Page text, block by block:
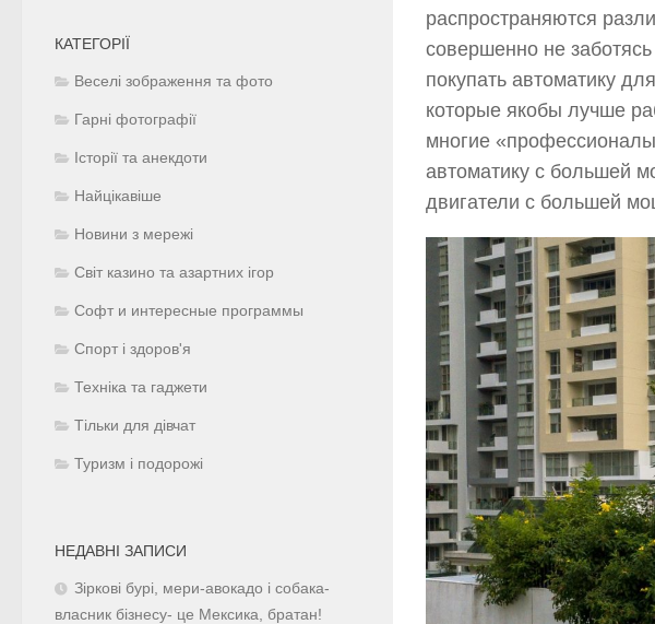
распространяются
совершенно не
покупать автоматику
которые якобы лучше
многие
автоматику с большей
двигатели с большей
КАТЕГОРІЇ
Веселі зображення та фото
Гарні фотографії
Історії та анекдоти
Найцікавіше
Новини з мережі
Світ казино та азартних ігор
Софт и интересные программы
Спорт і здоров'я
Техніка та гаджети
Тільки для дівчат
Туризм і подорожі
НЕДАВНІ ЗАПИСИ
Зіркові бурі, мери-авокадо і собака-
власник бізнесу- це Мексика, братан!